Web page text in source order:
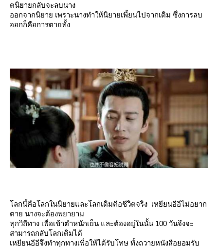
ตนิยายกลับจะลบนาง
ออกจากนิยาย เพราะนางทำให้นิยายเพี้ยนไปจากเดิม ซึ่งการลบ
ออกก็คือการตายทั้ง
ลกนี้คือโลกในนิยายและโลกเดิมคือชีวิตจริง เหยียนอีอีไม่อยาก
ตาย นางจะต้องพยายาม
ทุกวิถีทาง เพื่อเข้าตำหนักเย็น และต้องอยู่ในนั้น 100 วันจึงจะ
สามารถกลับโลกเดิมได้
เหยียนอีอีจึงทำทุกทางเพื่อให้ได้รับโทษ ทั้งถวายหนังสือยอมรับ